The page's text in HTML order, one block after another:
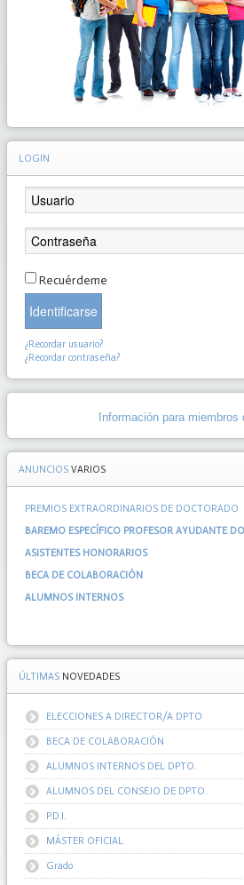
LOGIN
Recuérdeme
Identificarse
¿Recordar usuario?
¿Recordar contraseña?
Información para miembros
ANUNCIOS VARIOS
PREMIOS EXTRAORDINARIOS DE DOCTORADO
BAREMO ESPECÍFICO PROFESOR AYUDANTE
ASISTENTES HONORARIOS
BECA DE COLABORACIÓN
ALUMNOS INTERNOS
ÚLTIMAS NOVEDADES
ELECCIONES A DIRECTOR/A DPTO
BECA DE COLABORACIÓN
ALUMNOS INTERNOS DEL DPTO.
ALUMNOS DEL CONSEJO DE DPTO.
P.D.I.
MÁSTER OFICIAL
Grado